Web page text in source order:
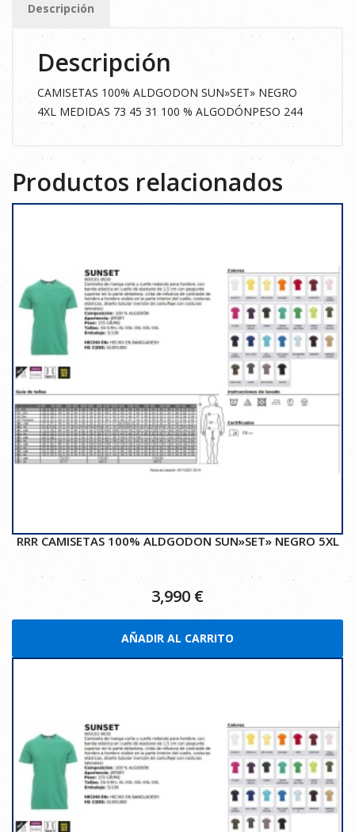
cantidad
Descripción
Descripción
CAMISETAS 100% ALDGODON SUN»SET» NEGRO
4XL MEDIDAS 73 45 31 100 % ALGODÓNPESO 244
Productos relacionados
RRR CAMISETAS 100% ALDGODON SUN»SET» NEGRO 5XL
3,990€
AÑADIR AL CARRITO